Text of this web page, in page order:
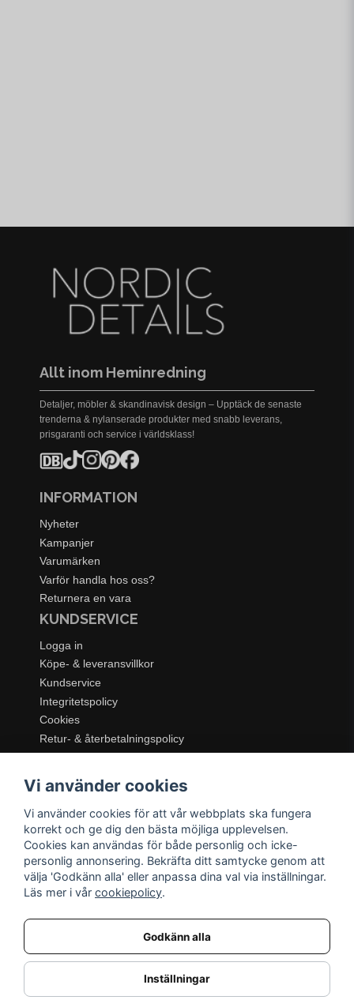
Allt inom Heminredning
Detaljer, möbler & skandinavisk design – Upptäck de senaste
trenderna & nylanserade produkter med snabb leverans,
prisgaranti och service i världsklass!
INFORMATION
Nyheter
Kampanjer
Varumärken
Varför handla hos oss?
Returnera en vara
KUNDSERVICE
Logga in
Köpe- & leveransvillkor
Kundservice
Integritetspolicy
Cookies
Retur- & återbetalningspolicy
Dukning & Servering
Kök & Matlagning
Belysning
Textil & Mattor
Möbler
Vi använder cookies
Vi använder cookies för att vår webbplats ska fungera
korrekt och ge dig den bästa möjliga upplevelsen.
Cookies kan användas för både personlig och icke-
personlig annonsering. Bekräfta ditt samtycke genom att
välja 'Godkänn alla' eller anpassa dina val via inställningar.
Läs mer i vår cookiepolicy.
Godkänn alla
Inställningar